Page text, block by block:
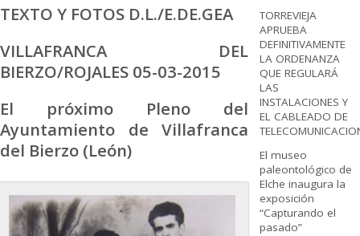
TEXTO Y FOTOS D.L./E.DE.GEA
VILLAFRANCA DEL
BIERZO/ROJALES 05-03-2015
El próximo Pleno del
Ayuntamiento de Villafranca
del Bierzo (León)
TORREVIEJA
APRUEBA
DEFINITIVAMENTE
LA ORDENANZA
QUE REGULARÁ
LAS
INSTALACIONES Y
EL CABLEADO DE
El museo
paleontológico de
Elche inaugura la
exposición
“Capturando el
pasado”